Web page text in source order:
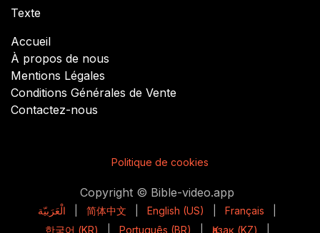
Texte
Accueil
À propos de nous
Mentions Légales
Conditions Générales de Vente
Contactez-nous
Politique de cookies
Copyright © Bible-video.app
الْعَرَبيّة 简体中文 English (US) Français
한국어 (KR)
Português (BR) Қазақ (KZ)